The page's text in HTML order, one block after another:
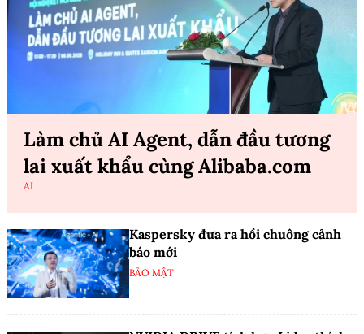
Làm chủ AI Agent, dẫn đầu tương
lai xuất khẩu cùng Alibaba.com
AI
Kaspersky đưa ra hồi chuông cảnh
báo mới
BẢO MẬT